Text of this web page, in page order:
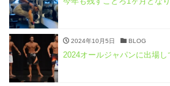
2024年10月5日 BLOG
2024オールジャパンに出場し